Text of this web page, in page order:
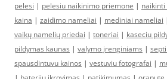
pelesi | pelesiu naikinimo priemone | naikinti
kaina | zaidimo nameliai | mediniai nameliai
vaikų namelių priedai | toneriai | kaseciu
pildymas kaunas | valymo įrenginiams |
spausdintuvu kainos | vestuviu fotografai |